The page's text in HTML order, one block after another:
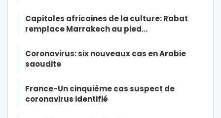
Capitales africaines de la culture: Rabat
remplace Marrakech au pied…
Coronavirus: six nouveaux cas en Arabie
saoudite
France-Un cinquième cas suspect de
coronavirus identifié